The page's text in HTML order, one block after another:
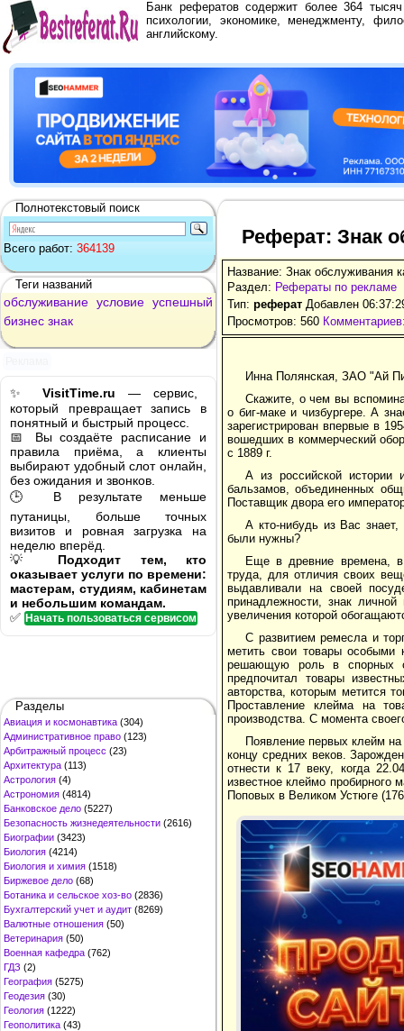
Банк рефератов содержит более 364
психологии, экономике, менеджменту,
английскому.
Полнотекстовый поиск
Всего работ: 364139
Теги названий
обслуживание условие успешный
бизнес знак
✨ VisitTime.ru — сервис,
который превращает запись в
понятный и быстрый процесс.
📅 Вы создаёте расписание и
правила приёма, а клиенты
выбирают удобный слот онлайн,
без ожидания и звонков.
🕒 В результате меньше
путаницы, больше точных
визитов и ровная загрузка на
неделю вперёд.
💡 Подходит тем, кто
оказывает услуги по времени:
мастерам, студиям, кабинетам
и небольшим командам.
✅ Начать пользоваться сервисом
Разделы
Авиация и космонавтика (304)
Административное право (123)
Арбитражный процесс (23)
Архитектура (113)
Астрология (4)
Астрономия (4814)
Банковское дело (5227)
Безопасность жизнедеятельности (2616)
Биографии (3423)
Биология (4214)
Биология и химия (1518)
Биржевое дело (68)
Ботаника и сельское хоз-во (2836)
Бухгалтерский учет и аудит (8269)
Валютные отношения (50)
Ветеринария (50)
Военная кафедра (762)
ГДЗ (2)
География (5275)
Геодезия (30)
Геология (1222)
Геополитика (43)
Реферат: Знак
Название: Знак обслуживания
Раздел: Рефераты по рекламе
Тип: реферат Добавлен
Просмотров: 560
Инна Полянская, ЗАО "Ай
Скажите, о чем вы
о биг-маке и чизбургере. А
зарегистрирован впервые в
вошедших в коммерческий
с 1889 г.
А из российской истории
бальзамов, объединенных
Поставщик двора его
А кто-нибудь из Вас
были нужны?
Еще в древние времена, в
труда, для отличия своих
выдавливали на своей
принадлежности, знак
увеличения которой
С развитием ремесла и
метить свои товары особыми
решающую роль в спорных
предпочитал товары
авторства, которым метится
Проставление клейма на
производства. С момента
Появление первых клейм
концу средних веков.
отнести к 17 веку, когда
известное клеймо
Поповых в Великом Устюге